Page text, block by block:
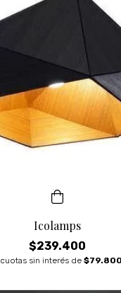
Icolamps
$239.400
cuotas sin interés de $79.800